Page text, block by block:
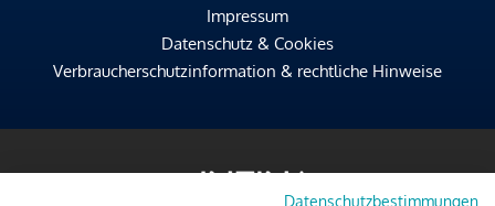
Impressum
Datenschutz & Cookies
Verbraucherschutzinformation & rechtliche Hinweise
Datenschutzbestimmungen